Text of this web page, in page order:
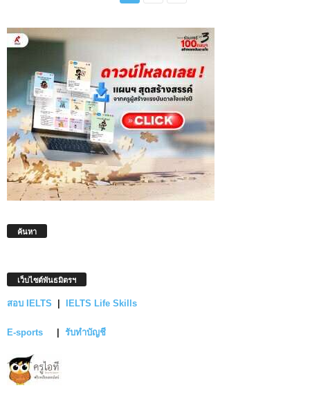
ค้นหา
เว็บไซต์พันธมิตรฯ
สอบ IELTS IELTS Life Skills
E-sports รับทำบัญชี